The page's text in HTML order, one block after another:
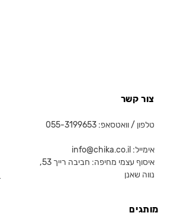
צור קשר
טלפון / וואטסאפ: 055-3199653
אימייל: info@chika.co.il
איסוף עצמי מחיפה: חביבה רייך 53,
נווה שאנן
מותגים